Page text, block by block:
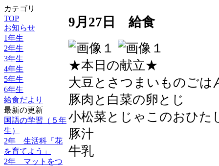
カテゴリ
TOP
お知らせ
1年生
2年生
3年生
4年生
5年生
6年生
給食だより
最新の更新
国語の学習（５年
生）
2年 生活科「花
を育てよう」
2年 マットをつ
9月27日 給食
★本日の献立★
大豆とさつまいものごは
豚肉と白菜の卵とじ
小松菜とじゃこのおひた
豚汁
牛乳